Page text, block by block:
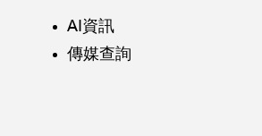
AI資訊
傳媒查詢